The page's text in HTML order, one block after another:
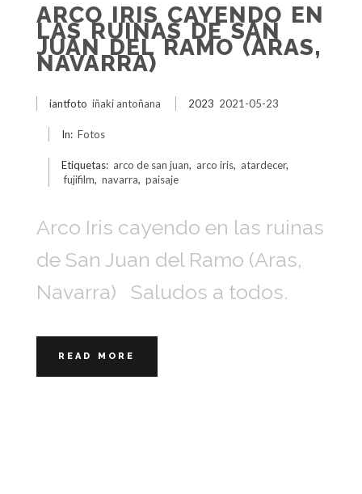
ARCO IRIS CAYENDO EN
LAS RUINAS DE SAN
JUAN DEL RAMO (ARAS,
NAVARRA)
iantfoto iñaki antoñana 2023 2021-05-23
In: Fotos
Etiquetas: arco de san juan, arco iris, atardecer,
fujifilm, navarra, paisaje
Arco Iris cayendo en las ruinas
de San Juan del Ramo (Aras,
Navarra) Saludos a todos.
READ MORE